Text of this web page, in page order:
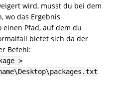
wird, musst du bei dem
wo das Ergebnis
Pfad, auf dem du
bietet sich da der
Befehl:
>